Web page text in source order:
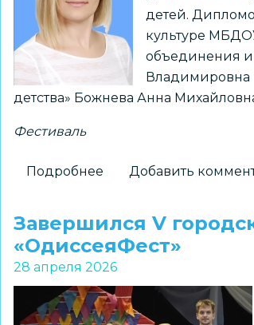
детского
и
юношеского
творчества
«ЮниФест»
детей.
культуре
объединения
Владимировна
детства» Божнева Анна
Фестиваль
Подробнее
Всероссийского
фестиваля
«Воспитатели
России:
спортивно
Добавить
Завершился V
«ОдиссеяФест»
28 апреля 2026